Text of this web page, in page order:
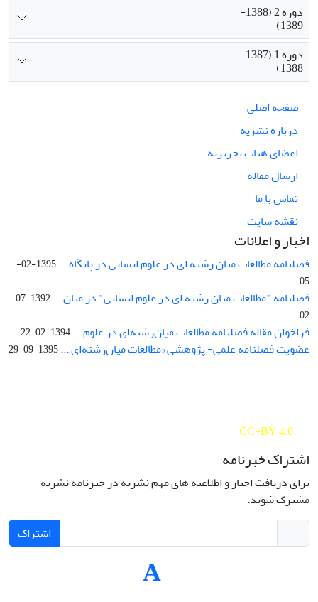
دوره 2 (1388-
1389)
دوره 1 (1387-
1388)
صفحه اصلی
درباره نشریه
اعضای هیات تحریریه
ارسال مقاله
تماس با ما
نقشه سایت
اخبار و اعلانات
فصلنامه مطالعات میان رشته ای در علوم انسانی در پایگاه ...
1395-02-
05
فصلنامه "مطالعات میان رشته ای در علوم انسانی" در میان ...
1392-07-
02
فراخوان مقاله فصلنامه مطالعات میان‌رشته‌ای در علوم ...1394-02-22
عضویت فصلنامه علمی- پژوهشی «مطالعات میان‌رشته‌ای ...1395-09-29
CC-BY 4.0
اشتراک خبرنامه
برای دریافت اخبار و اطلاعیه های مهم نشریه در خبرنامه نشریه
مشترک شوید.
اشتراک